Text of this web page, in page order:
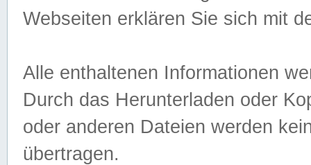
Webseiten erklären Sie sich mit
Alle enthaltenen Informationen
Durch das Herunterladen oder
oder anderen Dateien werden
übertragen.